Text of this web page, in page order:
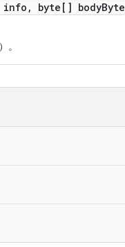
info, byte[] bodyByte
。